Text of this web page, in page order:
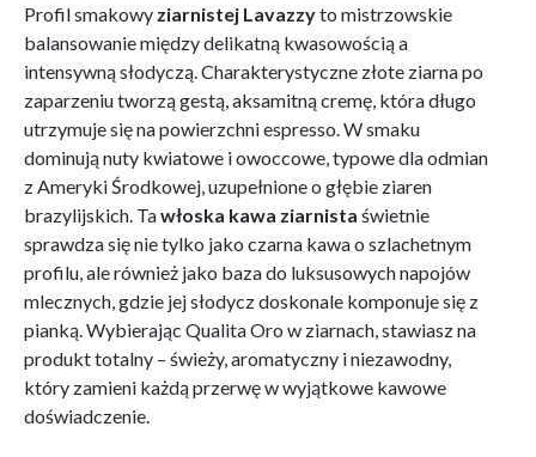
Profil smakowy ziarnistej Lavazzyto mistrzowskie
balansowanie między delikatną kwasowością a
intensywną słodyczą. Charakterystyczne złote ziarna po
zaparzeniu tworzą gestą, aksamitną cremę, która długo
utrzymuje się na powierzchni espresso. W smaku
dominują nuty kwiatowe i owoccowe, typowe dla odmian
z Ameryki Środkowej, uzupełnione o głębie ziaren
brazylijskich. Tawłoska kawa ziarnista świetnie
sprawdza się nie tylko jako czarna kawa o szlachetnym
profilu, ale również jako baza do luksusowych napojów
mlecznych, gdzie jej słodycz doskonale komponuje się z
pianką. Wybierając Qualita Oro w ziarnach, stawiasz na
produkt totalny – świeży, aromatyczny i niezawodny,
który zamieni każdą przerwę w wyjątkowe kawowe
doświadczenie.